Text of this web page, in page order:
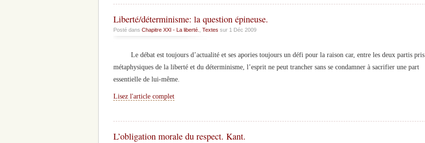
Liberté/déterminisme: la question épineuse.
Posté dans Chapitre XXI - La liberté. Textes sur 1 Déc 2009
Le débat est toujours d’actualité et ses apories toujours un défi pour la raison car, entre les deux partis pris
métaphysiques de la liberté et du déterminisme, l’esprit ne peut trancher sans se condamner à sacrifier une part
essentielle de lui-même.
Lisez l'article complet
L’obligation morale du respect. Kant.